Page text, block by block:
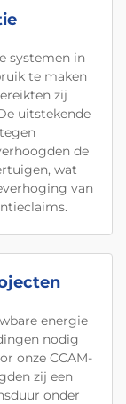
systemen in
te maken
zij
uitstekende
de
wat
van
energie
nodig
onze CCAM-
zij een
onder